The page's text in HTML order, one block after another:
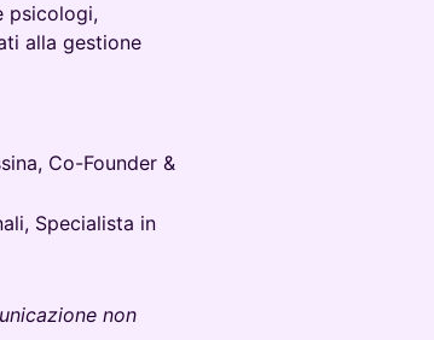
psicologi,
alla gestione
Co-Founder &
Specialista in
non